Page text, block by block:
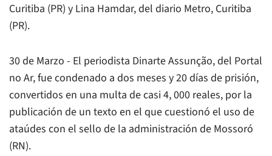
Curitiba (PR) y Lina Hamdar, del diario Metro, Curitiba
(PR).
30 de Marzo - El periodista Dinarte Assunção, del Portal
no Ar, fue condenado a dos meses y 20 días de prisión,
convertidos en una multa de casi 4, 000 reales, por la
publicación de un texto en el que cuestionó el uso de
ataúdes con el sello de la administración de Mossoró
(RN).